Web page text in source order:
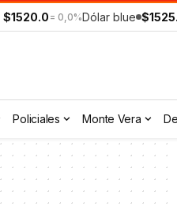
$1520.0 = 0,0%Dólar blue
Policiales Monte Vera